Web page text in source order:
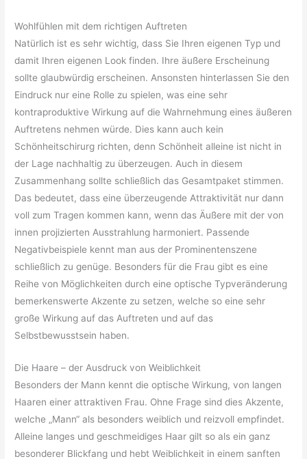
Wohlfühlen mit dem richtigen Auftreten
Natürlich ist es sehr wichtig, dass Sie Ihren eigenen Typ und
damit Ihren eigenen Look finden. Ihre äußere Erscheinung
sollte glaubwürdig erscheinen. Ansonsten hinterlassen Sie den
Eindruck nur eine Rolle zu spielen, was eine sehr
kontraproduktive Wirkung auf die Wahrnehmung eines äußeren
Auftretens nehmen würde. Dies kann auch kein
Schönheitschirurg richten, denn Schönheit alleine ist nicht in
der Lage nachhaltig zu überzeugen. Auch in diesem
Zusammenhang sollte schließlich das Gesamtpaket stimmen.
Das bedeutet, dass eine überzeugende Attraktivität nur dann
voll zum Tragen kommen kann, wenn das Äußere mit der von
innen projizierten Ausstrahlung harmoniert. Passende
Negativbeispiele kennt man aus der Prominentenszene
schließlich zu genüge. Besonders für die Frau gibt es eine
Reihe von Möglichkeiten durch eine optische Typveränderung
bemerkenswerte Akzente zu setzen, welche so eine sehr
große Wirkung auf das Auftreten und auf das
Selbstbewusstsein haben.
Die Haare – der Ausdruck von Weiblichkeit
Besonders der Mann kennt die optische Wirkung, von langen
Haaren einer attraktiven Frau. Ohne Frage sind dies Akzente,
welche „Mann“ als besonders weiblich und reizvoll empfindet.
Alleine langes und geschmeidiges Haar gilt so als ein ganz
besonderer Blickfang und hebt Weiblichkeit in einem sanften